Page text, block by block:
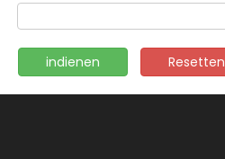
indienen Resetten